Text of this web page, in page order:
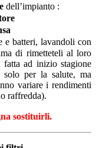
dell’impianto :
e batteri, lavandoli con
di rimetteteli al loro
fatta ad inizio stagione
solo per la salute, ma
variare i rendimenti
raffredda).
sostituirli.